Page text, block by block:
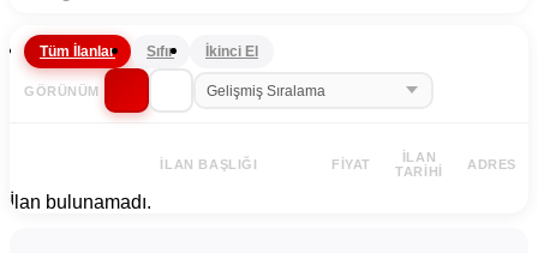
Tüm İlanlar Sıfır İkinci El
GÖRÜNÜM
İLAN BAŞLIĞI FIYAT
İLAN
TARIHI
ADRES
İlan bulunamadı.